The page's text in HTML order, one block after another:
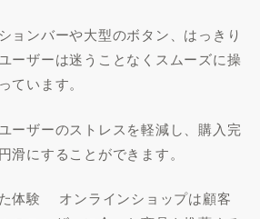
ョンバーや大型のボタン、はっきり
ーザーは迷うことなくスムーズに操
ています。
ーザーのストレスを軽減し、購入完
滑にすることができます。
体験 オンラインショップは顧客